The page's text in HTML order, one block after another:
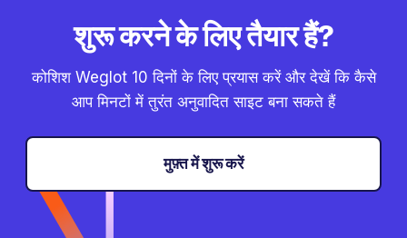
शुरू करने के लिए तैयार हैं?
कोशिश Weglot 10 दिनों के लिए प्रयास करें और देखें कि कैसे
आप मिनटों में तुरंत अनुवादित साइट बना सकते हैं
मुफ़्त में शुरू करें